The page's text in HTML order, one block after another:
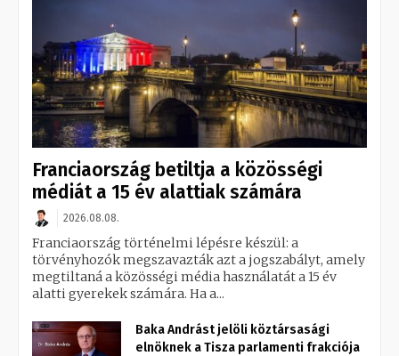
Franciaország betiltja a közösségi
médiát a 15 év alattiak számára
2026.08.08.
Franciaország történelmi lépésre készül: a
törvényhozók megszavazták azt a jogszabályt, amely
megtiltaná a közösségi média használatát a 15 év
alatti gyerekek számára. Ha a...
Baka Andrást jelöli köztársasági
elnöknek a Tisza parlamenti frakciója